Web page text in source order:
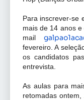
Para inscrever-se
mais de 14 anos
mail
fevereiro. A
os candidatos
entrevista.
As aulas para
retomadas